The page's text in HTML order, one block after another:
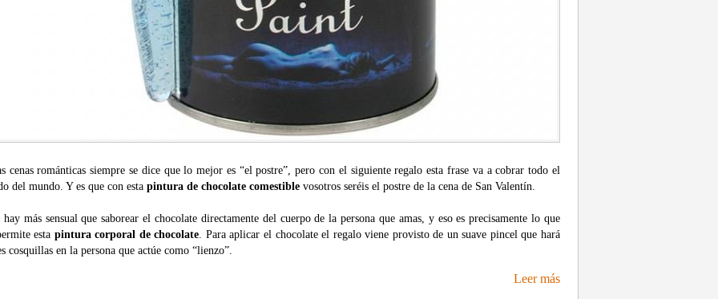
cenas románticas siempre se dice que lo mejor es “el postre”, pero con el siguiente regalo esta frase va a cobrar todo el
del mundo. Y es que con esta pintura de chocolate comestible vosotros seréis el postre de la cena de San Valentín.
hay más sensual que saborear el chocolate directamente del cuerpo de la persona que amas, y eso es precisamente lo que
esta pintura corporal de chocolate. Para aplicar el chocolate el regalo viene provisto de un suave pincel que hará
cosquillas en la persona que actúe como “lienzo”.
Leer más